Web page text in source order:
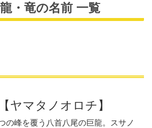
・竜の名前 一覧
ヤマタノオロチ】
の峰を覆う八首八尾の巨龍。スサノ